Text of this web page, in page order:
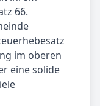
66.
im oberen
eine solide